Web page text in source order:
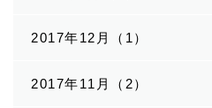
2017年12月（1）
2017年11月（2）